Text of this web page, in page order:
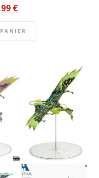
prix initial était : 12,50 €.
€Le prix actuel est : 9,99 €.